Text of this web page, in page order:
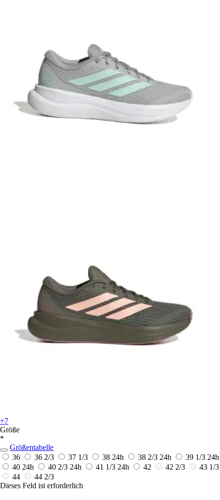
+7
Größe
*
Größentabelle
36
36 2/3 37 1/3 38 24h 38 2/3 24h 39 1/3 24h
40 24h 40 2/3 24h 41 1/3 24h 42 42 2/3
43 1/3
44
44 2/3
Dieses Feld ist erforderlich